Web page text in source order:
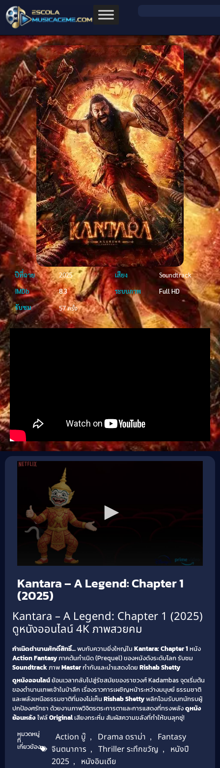
ปีที่ฉาย 2025 เสียง
Soundtrack
IMDb
8.3 ระบบภาพ
Full HD
รับชม
57 ครั้ง
Kantara – A Legend: Chapter 1
(2025)
Kantara – A Legend: Chapter 1 (2025)
ดูหนังออนไลน์ 4K ภาพสวยคม
กำเนิดตำนานศักดิ์สิทธิ์…พบกับความยิ่งใหญ่ใน Kantara: Chapter 1หนัง
Action Fantasyภาคต้นกำเนิด (Prequel) ของหนังดังระดับโลก รับชม
SoundtrackภาพMasterกำกับและนำแสดงโดย Rishab Shetty
ดูหนังออนไลน์ย้อนเวลากลับไปสู่รัชสมัยของราชวงศ์ Kadambas จุดเริ่มต้น
ของตำนานเทพเจ้าในป่าลึก เรื่องราวการเผชิญหน้าระหว่างมนุษย์ ธรรมชาติ
และพลังเหนือธรรมชาติที่มองไม่เห็น Rishab Shettyพลิกโฉมรับบทนักรบผู้
ปกป้องศรัทธา ด้วยงานภาพวิจิตรตระการตาและการแสดงที่ทรงพลังดูหนัง
ย้อนหลังไฟล์Originalเสียงกระหึ่ม สัมผัสความขลังที่ทำให้ขนลุกซู่!
หมวดหมู่
ที่
เกี่ยวข้อง
Action บู๊ , Drama ดราม่า ,
Fantasy
จินตนาการ , Thriller ระทึกขวัญ ,
หนังปี
2025 , หนังอินเดีย